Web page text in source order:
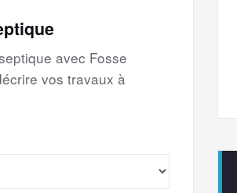
avec Fosse
vos travaux à